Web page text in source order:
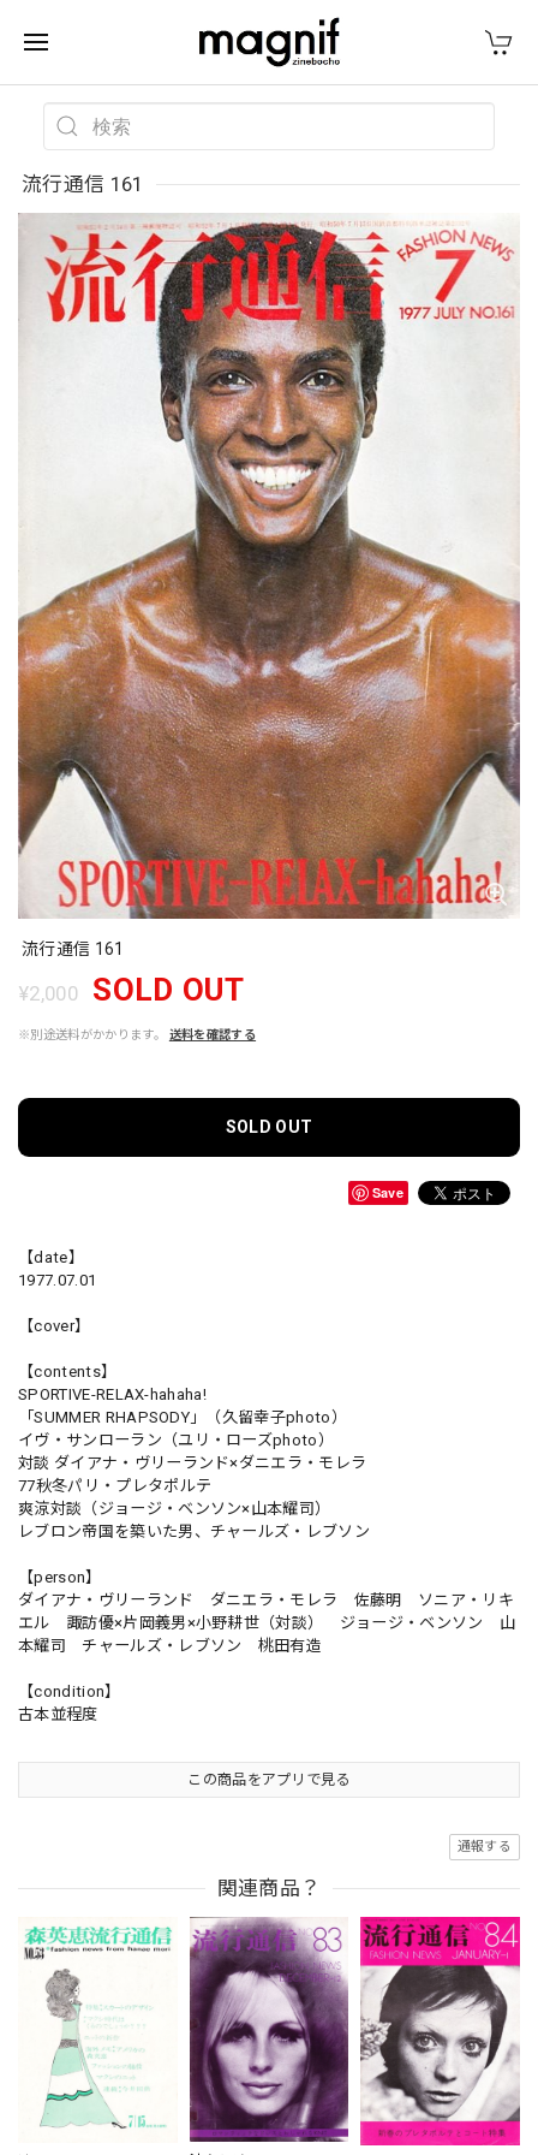
流行通信 161
流行通信 161
¥2,000 SOLD OUT
※別途送料がかかります。 送料を確認する
SOLD OUT
Save
【date】
1977.07.01
【cover】
【contents】
SPORTIVE-RELAX-hahaha!
「SUMMER RHAPSODY」（久留幸子photo）
イヴ・サンローラン（ユリ・ローズphoto）
対談 ダイアナ・ヴリーランド×ダニエラ・モレラ
77秋冬パリ・プレタポルテ
爽涼対談（ジョージ・ベンソン×山本耀司）
レブロン帝国を築いた男、チャールズ・レブソン
【person】
ダイアナ・ヴリーランド ダニエラ・モレラ 佐藤明 ソニア・リキ
エル 諏訪優×片岡義男×小野耕世（対談） ジョージ・ベンソン 山
本耀司 チャールズ・レブソン 桃田有造
【condition】
古本並程度
この商品をアプリで見る
通報する
関連商品？